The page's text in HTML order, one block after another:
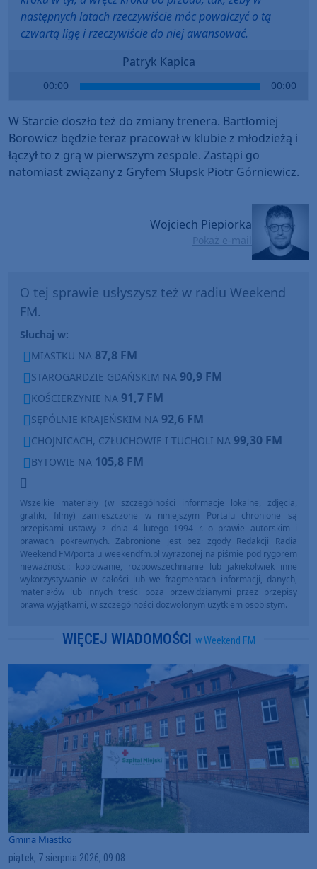
następnych latach rzeczywiście móc powalczyć o tą
czwartą ligę i rzeczywiście do niej awansować.
Patryk Kapica
00:00 00:00
W Starcie doszło też do zmiany trenera. Bartłomiej
Borowicz będzie teraz pracował w klubie z młodzieżą i
łączył to z grą w pierwszym zespole. Zastąpi go
natomiast związany z Gryfem Słupsk Piotr Górniewicz.
Wojciech Piepiorka
Pokaż e-mail
O tej sprawie usłyszysz też w radiu Weekend
FM.
Słuchaj w:
MIASTKU NA 87,8 FM
STAROGARDZIE GDAŃSKIM NA 90,9 FM
KOŚCIERZYNIE NA 91,7 FM
SĘPÓLNIE KRAJEŃSKIM NA 92,6 FM
CHOJNICACH, CZŁUCHOWIE I TUCHOLI NA 99,30 FM
BYTOWIE NA 105,8 FM
Wszelkie materiały (w szczególności informacje lokalne, zdjęcia,
grafiki, filmy) zamieszczone w niniejszym Portalu chronione są
przepisami ustawy z dnia 4 lutego 1994 r. o prawie autorskim i
prawach pokrewnych. Zabronione jest bez zgody Redakcji Radia
Weekend FM/portalu weekendfm.pl wyrażonej na piśmie pod rygorem
nieważności: kopiowanie, rozpowszechnianie lub jakiekolwiek inne
wykorzystywanie w całości lub we fragmentach informacji, danych,
materiałów lub innych treści poza przewidzianymi przez przepisy
prawa wyjątkami, w szczególności dozwolonym użytkiem osobistym.
WIĘCEJ WIADOMOŚCI w Weekend FM
Gmina Miastko
piątek, 7 sierpnia 2026, 09:08